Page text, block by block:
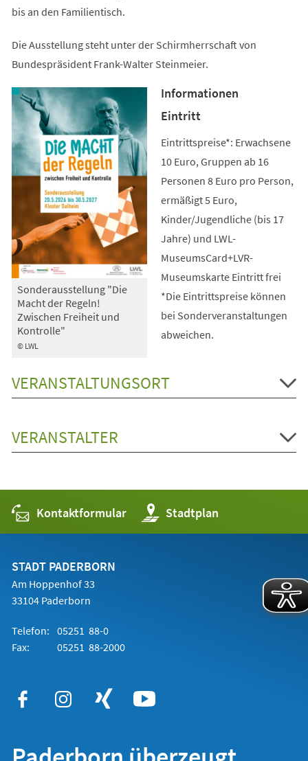
bis an den Familientisch.
Die Ausstellung steht unter der Schirmherrschaft von
Bundespräsident Frank-Walter Steinmeier.
© LWL
Sonderausstellung "Die
Macht der Regeln!
Zwischen Freiheit und
Kontrolle"
Informationen
Eintritt
Eintrittspreise*: Erwachsene
10 Euro, Gruppen ab 16
Personen 8 Euro pro Person,
ermäßigt 5 Euro,
Kinder/Jugendliche (bis 17
Jahre) und LWL-
MuseumsCard+LVR-
Museumskarte Eintritt frei
*Die Eintrittspreise können
bei Sonderveranstaltungen
abweichen.
VERANSTALTUNGSORT
VERANSTALTER
Kontaktformular Stadtplan
(Öffnet
in
einem
STADT PADERBORN
Am Hoppenhof 33
33104 Paderborn
Telefon: 05251 88-0
Fax:
05251 88-2000